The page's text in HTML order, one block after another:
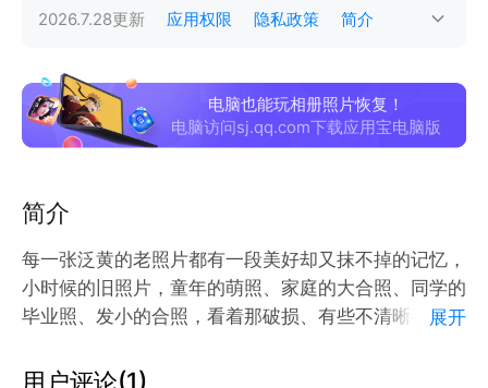
2026.7.28更新 应用权限 隐私政策 简介
电脑也能玩相册照片恢复！
电脑访问sj.qq.com下载应用宝电脑版
简介
每一张泛黄的老照片都有一段美好却又抹不掉的记忆，
小时候的旧照片，童年的萌照、家庭的大合照、同学的
毕业照、发小的合照，看着那破损、有些不清晰甚至模
修复恢复照片原本的样子，或许能弥补心中的遗憾。
展开
用户评论(1)